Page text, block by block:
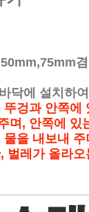
닥에 설치하
뚜겅과 안쪽에
안쪽에 있
을 내보내 주
레가올라오